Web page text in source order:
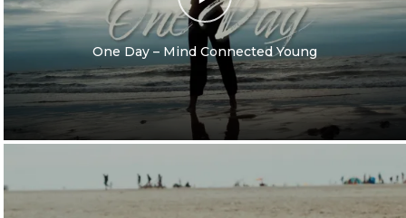
One Day – Mind Connected Young